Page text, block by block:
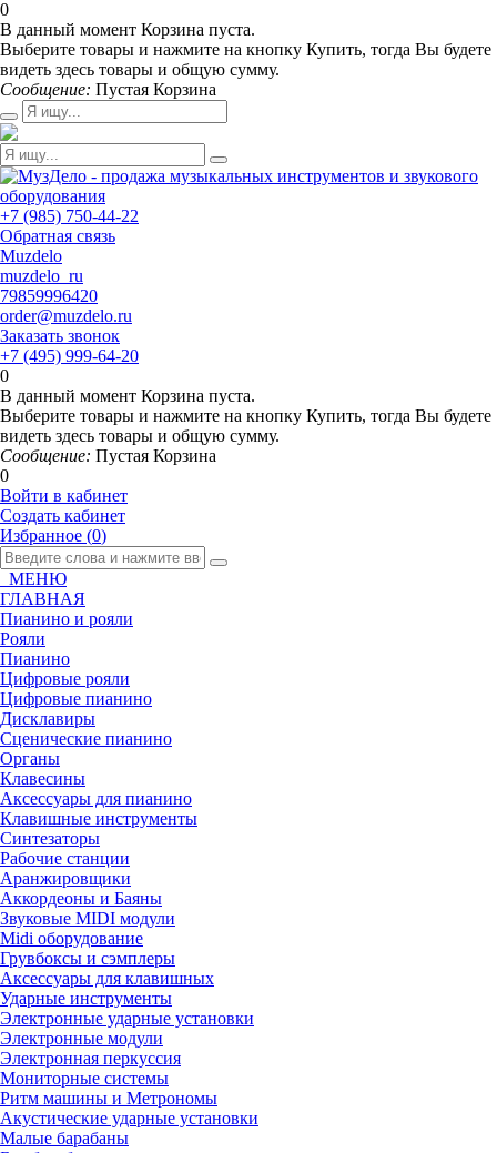
0
В данный момент Корзина пуста.
Выберите товары и нажмите на кнопку Купить, тогда Вы будете
видеть здесь товары и общую сумму.
Сообщение: Пустая Корзина
+7 (985) 750-44-22
Обратная связь
Muzdelo
muzdelo_ru
79859996420
order@muzdelo.ru
Заказать звонок
+7 (495) 999-64-20
0
В данный момент Корзина пуста.
Выберите товары и нажмите на кнопку Купить, тогда Вы будете
видеть здесь товары и общую сумму.
Сообщение: Пустая Корзина
0
Войти в кабинет
Создать кабинет
Избранное (0)
МЕНЮ
ГЛАВНАЯ
Пианино и рояли
Рояли
Пианино
Цифровые рояли
Цифровые пианино
Дисклавиры
Сценические пианино
Органы
Клавесины
Аксессуары для пианино
Клавишные инструменты
Синтезаторы
Рабочие станции
Аранжировщики
Аккордеоны и Баяны
Звуковые MIDI модули
Midi оборудование
Грувбоксы и сэмплеры
Аксессуары для клавишных
Ударные инструменты
Электронные ударные установки
Электронные модули
Электронная перкуссия
Мониторные системы
Ритм машины и Метрономы
Акустические ударные установки
Малые барабаны